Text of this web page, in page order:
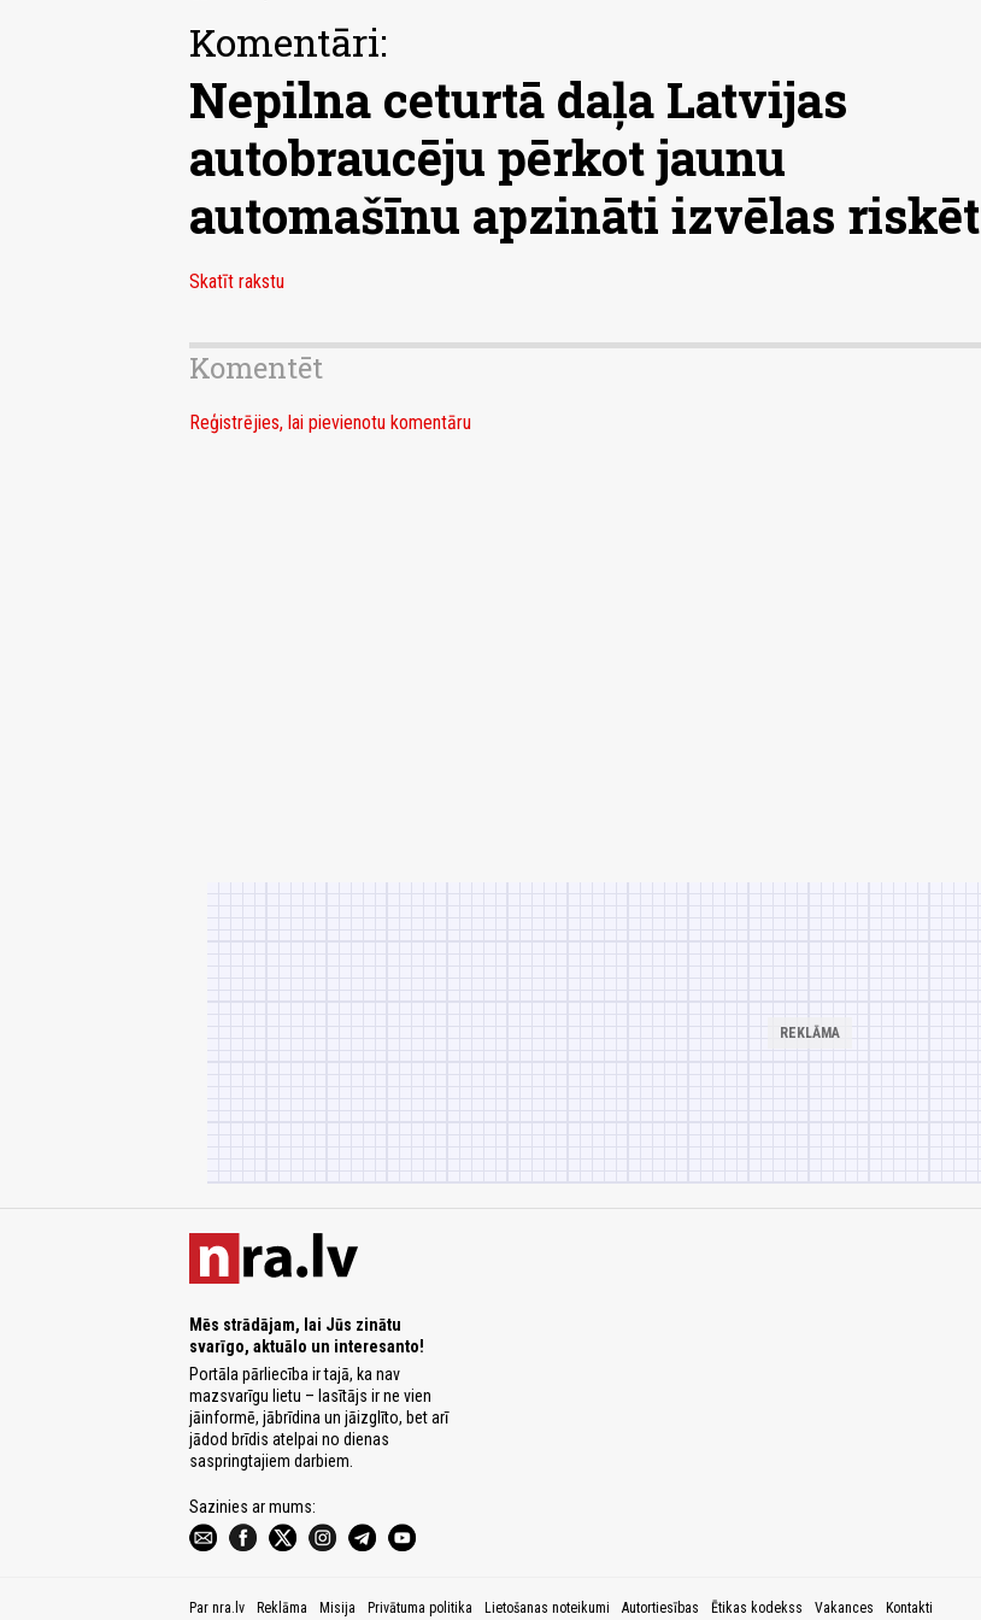
Komentāri:
Nepilna ceturtā daļa Latvijas
autobraucēju pērkot jaunu
automašīnu apzināti izvēlas riskēt
Skatīt rakstu
Komentēt
Reģistrējies, lai pievienotu komentāru
Mēs strādājam, lai Jūs zinātu
svarīgo, aktuālo un interesanto!
Portāla pārliecība ir tajā, ka nav
mazsvarīgu lietu – lasītājs ir ne vien
jāinformē, jābrīdina un jāizglīto, bet arī
jādod brīdis atelpai no dienas
saspringtajiem darbiem.
Sazinies ar mums:
Par nra.lv Reklāma Misija Privātuma politika Lietošanas noteikumi Autortiesības Ētikas kodekss Vakances Kontakti